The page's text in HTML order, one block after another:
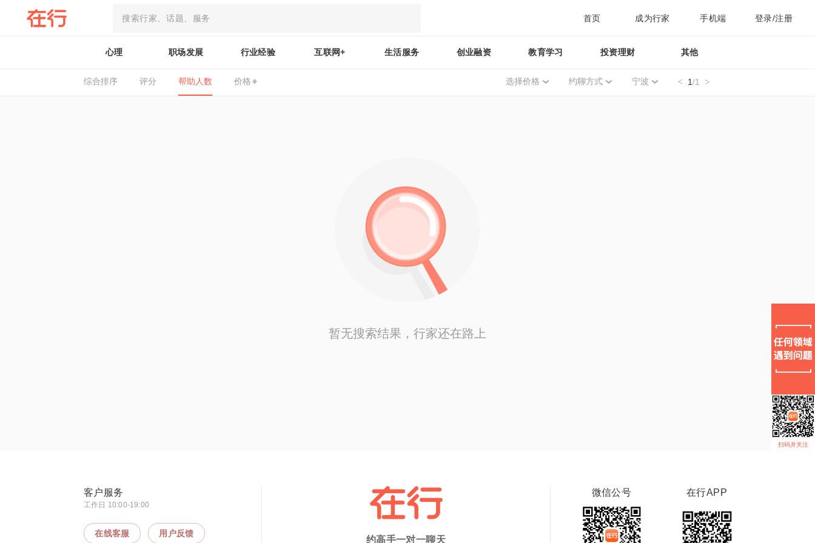
首页 成为行家 手机端 登录/注册
心理 职场发展 行业经验 互联网+ 生活服务 创业融资 教育学习 投资理财 其他
综合排序 评分 帮助人数 价格 选择价格 约聊方式 宁波 1/1
暂无搜索结果，行家还在路上
扫码并关注
客户服务
工作日 10:00-19:00
在线客服 用户反馈
约高手一对一聊天
微信公号 在行APP